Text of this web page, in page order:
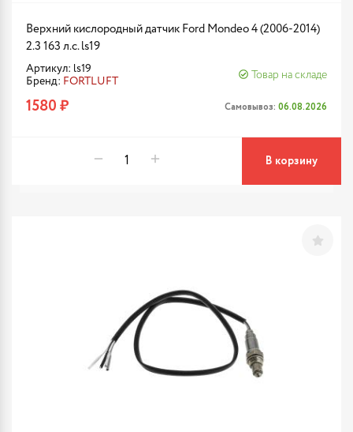
Верхний кислородный датчик Ford Mondeo 4 (2006-2014)
2.3 163 л.с. ls19
Артикул: ls19
Бренд: FORTLUFT
Товар на складе
1580 ₽ Самовывоз: 06.08.2026
В корзину